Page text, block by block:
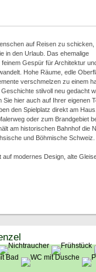
auf Reisen zu schicken,
in den Urlaub. Das ehemalige
Gespür für Architektur
Hohe Räume, edle
verschmelzen zu einem
stilvoll neu gedacht
Sie hier auch auf Ihrer eigenen
den Spielplatz direkt am Haus.
oder zum Brandgebiet
am historischen Bahnhof
und Böhmische Schweiz.
modernes Design, alte